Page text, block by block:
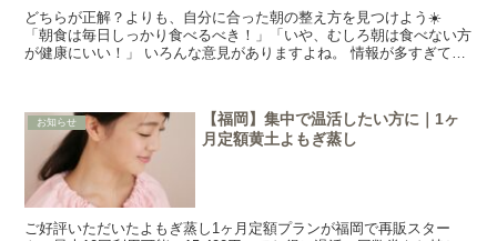
どちらが正解？よりも、自分に合った朝の整え方を見つけよう☀️
「朝食は毎日しっかり食べるべき！」「いや、むしろ朝は食べない方
が健康にいい！」 いろんな意見がありますよね。 情報が多すぎて、
お知らせ
【福岡】集中で温活したい方に｜1ヶ
月定額黄土よもぎ蒸し
ご好評いただいたよもぎ蒸し1ヶ月定額プランが福岡で再販スター